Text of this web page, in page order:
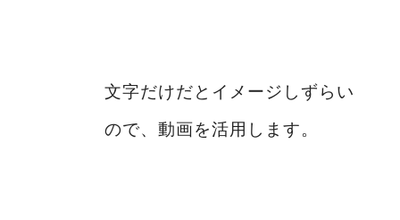
文字だけだとイメージしずらい
ので、動画を活用します。